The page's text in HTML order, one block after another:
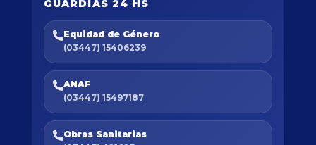
GUARDIAS 24 HS
Equidad de Género
(03447) 15406239
ANAF
(03447) 15497187
Obras Sanitarias